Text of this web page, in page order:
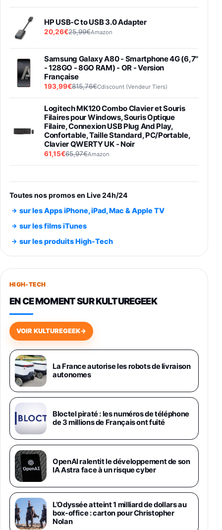
HP USB-C to USB 3.0 Adapter
20,26€25,99€Amazon
Samsung Galaxy A80 - Smartphone 4G (6,7''
- 128GO - 8GO RAM) - OR - Version
Française
193,99€815,76€Cdiscount (Vendeur Tiers)
Logitech MK120 Combo Clavier et Souris
Filaires pour Windows, Souris Optique
Filaire, Connexion USB Plug And Play,
Confortable, Taille Standard, PC/Portable,
Clavier QWERTY UK - Noir
61,15€65,97€Amazon
entraénement direct 3 vitesses (33-45-78
trs/min) avec pre-ampli intégré et port USB
Smartphone SAMSUNG Galaxy S26 Ultra
891,99€1199€Fnac (Vendeur Tiers)
Smartphone SAMSUNG Galaxy S26+ Violet
749,99€
648,63€834,71€
Samsung Galaxy Miracle Ultra, Smartphone
Android 5G avec Galaxy AI, 512 Go,
Chargeur Secteur Rapide 25W Inclus,
Smartphone déverrouillé, Noir, Version FR
1019€
Galaxy S26 Ultra 512 Go Bleu
1019€1399€Fnac (Vendeur Tiers)
Galaxy S26 Ultra 256 Go Violet
892€1199€Fnac (Vendeur Tiers)
Philips SHK2000BL - Casque Enfant - Bleu &
Répartiteur Audio 5 Casques, Blanc
24,94€29,96€Fnac (Vendeur Tiers)
Toutes nos promos en Live 24h/24
sur les Apps iPhone, iPad, Mac & Apple TV
sur les films iTunes
sur les produits High-Tech
HIGH-TECH
EN CE MOMENT SUR KULTUREGEEK
VOIR KULTUREGEEK→
La France autorise les robots de livraison
autonomes
Bloctel piraté : les numéros de téléphone
de 3 millions de Français ont fuité
OpenAI ralentit le développement de son
IA Astra face à un risque cyber
L’Odyssée atteint 1 milliard de dollars au
box-office : carton pour Christopher
Nolan